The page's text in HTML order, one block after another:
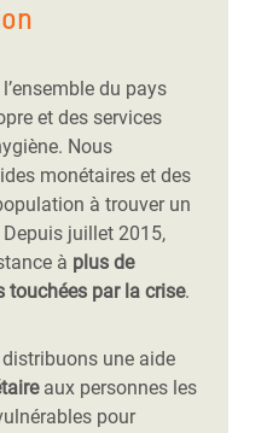
du pays
et des services
Nous
monétaires et des
à trouver un
juillet 2015,
à plus de
touchées par la crise.
une aide
aux personnes les
pour